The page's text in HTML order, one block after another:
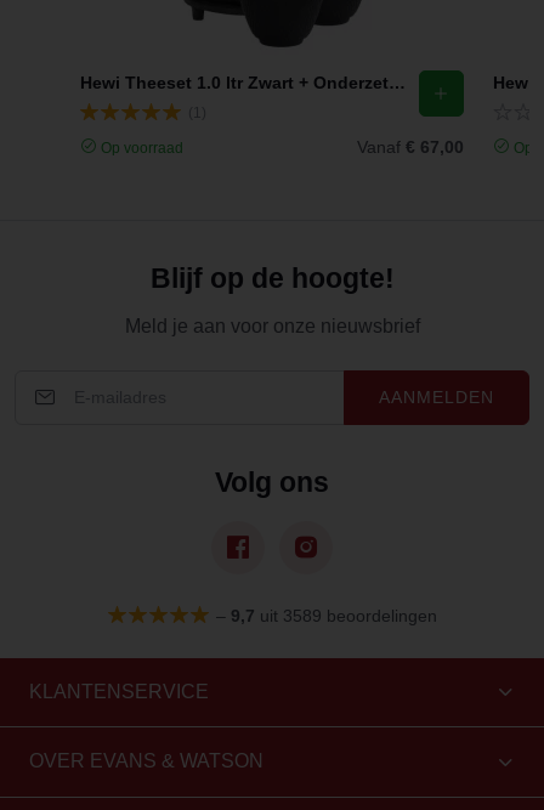
Hewi Theeset 1.0 ltr Zwart + Onderzetter Rond 14 cm + 2x Theekop 120ml (set van 4)
Op voorraad Vanaf € 67,00 Op
Blijf op de hoogte!
Meld je aan voor onze nieuwsbrief
AANMELDEN
Volg ons
– 9,7 uit 3589 beoordelingen
KLANTENSERVICE
OVER EVANS & WATSON